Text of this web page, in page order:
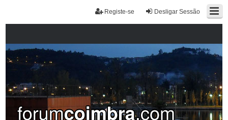
Desligar Sessão
Registe-se